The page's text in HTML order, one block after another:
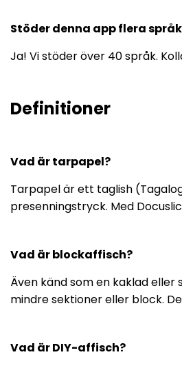
Stöder denna app flera
Ja! Vi stöder över 40 språk.
Definitioner
Vad är tarpapel?
Tarpapel är ett taglish
presenningstryck. Med
Vad är blockaffisch?
Även känd som en kaklad
mindre sektioner eller block.
Vad är DIY-affisch?